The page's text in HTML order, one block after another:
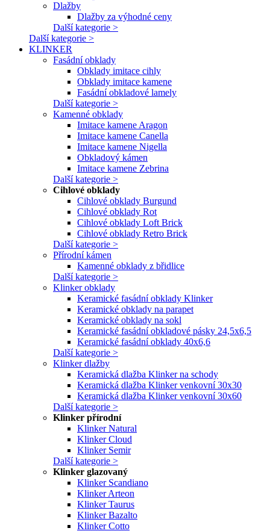
Dlažby
Dlažby za výhodné ceny
Další kategorie >
Další kategorie >
KLINKER
Fasádní obklady
Obklady imitace cihly
Obklady imitace kamene
Fasádní obkladové lamely
Další kategorie >
Kamenné obklady
Imitace kamene Aragon
Imitace kamene Canella
Imitace kamene Nigella
Obkladový kámen
Imitace kamene Zebrina
Další kategorie >
Cihlové obklady
Cihlové obklady Burgund
Cihlové obklady Rot
Cihlové obklady Loft Brick
Cihlové obklady Retro Brick
Další kategorie >
Přírodní kámen
Kamenné obklady z břidlice
Další kategorie >
Klinker obklady
Keramické fasádní obklady Klinker
Keramické obklady na parapet
Keramické obklady na sokl
Keramické fasádní obkladové pásky 24,5x6,5
Keramické fasádní obklady 40x6,6
Další kategorie >
Klinker dlažby
Keramická dlažba Klinker na schody
Keramická dlažba Klinker venkovní 30x30
Keramická dlažba Klinker venkovní 30x60
Další kategorie >
Klinker přírodní
Klinker Natural
Klinker Cloud
Klinker Semir
Další kategorie >
Klinker glazovaný
Klinker Scandiano
Klinker Arteon
Klinker Taurus
Klinker Bazalto
Klinker Cotto